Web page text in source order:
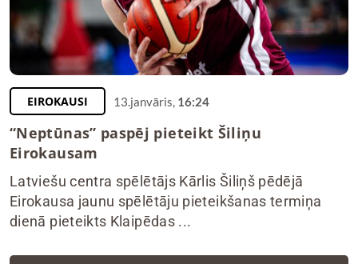
EIROKAUSI 13.janvāris, 16:24
“Neptūnas” paspēj pieteikt Šiliņu
Eirokausam
Latviešu centra spēlētājs Kārlis Šiliņš pēdējā
Eirokausa jaunu spēlētāju pieteikšanas termiņa
dienā pieteikts Klaipēdas ...